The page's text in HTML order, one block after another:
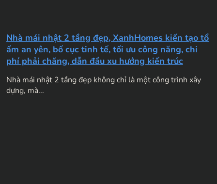
Nhà mái nhật 2 tầng đẹp, XanhHomes kiến tạo tổ
ấm an yên, bố cục tinh tế, tối ưu công năng, chi
phí phải chăng, dẫn đầu xu hướng kiến trúc
Nhà mái nhật 2 tầng đẹp không chỉ là một công trình xây
dựng, mà...